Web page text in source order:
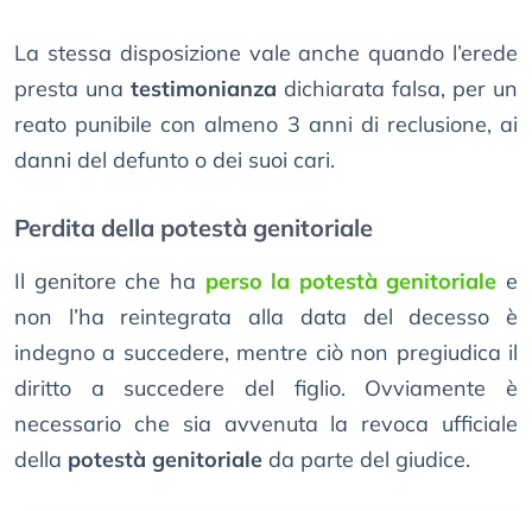
La stessa disposizione vale anche quando l’erede
presta una testimonianza dichiarata falsa, per un
reato punibile con almeno 3 anni di reclusione, ai
danni del defunto o dei suoi cari.
Perdita della potestà genitoriale
Il genitore che ha perso la potestà genitoriale e
non l’ha reintegrata alla data del decesso è
indegno a succedere, mentre ciò non pregiudica il
diritto a succedere del figlio. Ovviamente è
necessario che sia avvenuta la revoca ufficiale
della potestà genitoriale da parte del giudice.